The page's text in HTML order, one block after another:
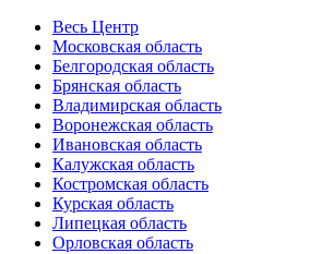
Весь Центр
Московская область
Белгородская область
Брянская область
Владимирская область
Воронежская область
Ивановская область
Калужская область
Костромская область
Курская область
Липецкая область
Орловская область